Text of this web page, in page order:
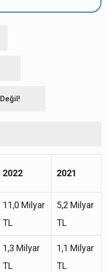
2022 2021
11,0 Milyar
TL
5,2 Milyar
TL
1,3 Milyar
TL
1,1 Milyar
TL